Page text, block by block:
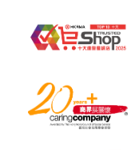
黄孕酮
抗穆勒氏管荷尔蒙
基本项目
基本健康评估